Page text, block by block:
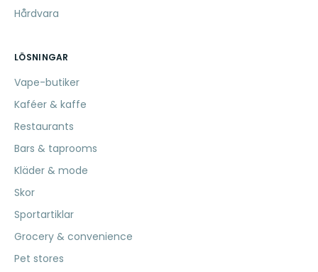
Hårdvara
LÖSNINGAR
Vape-butiker
Kaféer & kaffe
Restaurants
Bars & taprooms
Kläder & mode
Skor
Sportartiklar
Grocery & convenience
Pet stores